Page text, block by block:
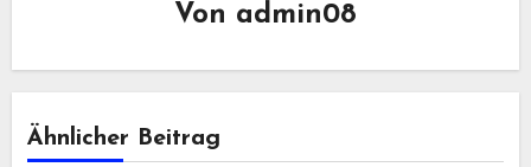
Von admin08
Ähnlicher Beitrag